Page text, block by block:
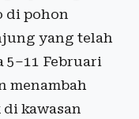
di pohon
yang telah
Februari
menambah
kawasan